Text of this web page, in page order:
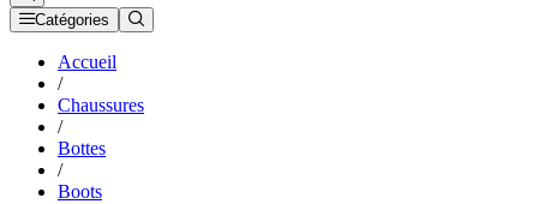
Catégories
Accueil
/
Chaussures
/
Bottes
/
Boots